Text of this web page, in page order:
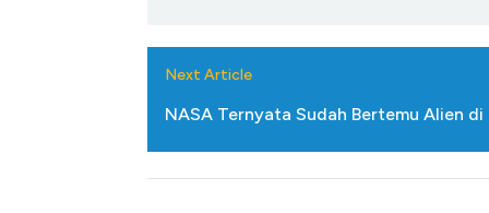
Next Article
NASA Ternyata Sudah Bertemu Alien